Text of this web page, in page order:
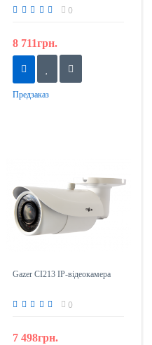
0
8 711грн.
Предзаказ
Gazer CI213 IP-відеокамера
0
7 498грн.